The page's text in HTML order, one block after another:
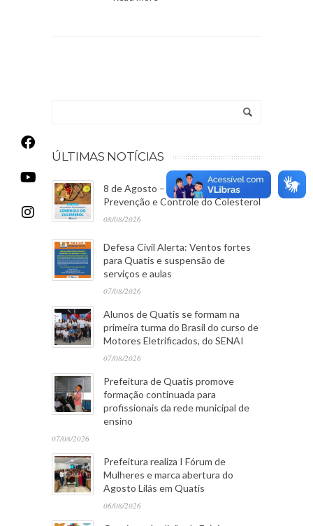
ÚLTIMAS NOTÍCIAS
8 de Agosto – Dia Nacional de
Prevenção e Controle do Colesterol
08/08/2026
Defesa Civil Alerta: Ventos fortes
para Quatis e suspensão de
serviços e aulas
07/08/2026
Alunos de Quatis se formam na
primeira turma do Brasil do curso de
Motores Eletrificados, do SENAI
07/08/2026
Prefeitura de Quatis promove
formação continuada para
profissionais da rede municipal de
ensino
07/08/2026
Prefeitura realiza I Fórum de
Mulheres e marca abertura do
Agosto Lilás em Quatis
06/08/2026